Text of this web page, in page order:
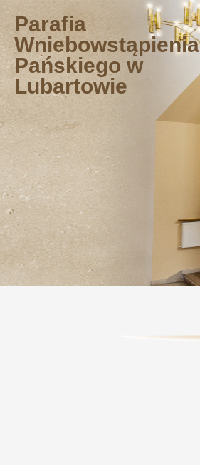
Przejdź
do
treści
Parafia
Wniebowstąpienia
Pańskiego w
Lubartowie